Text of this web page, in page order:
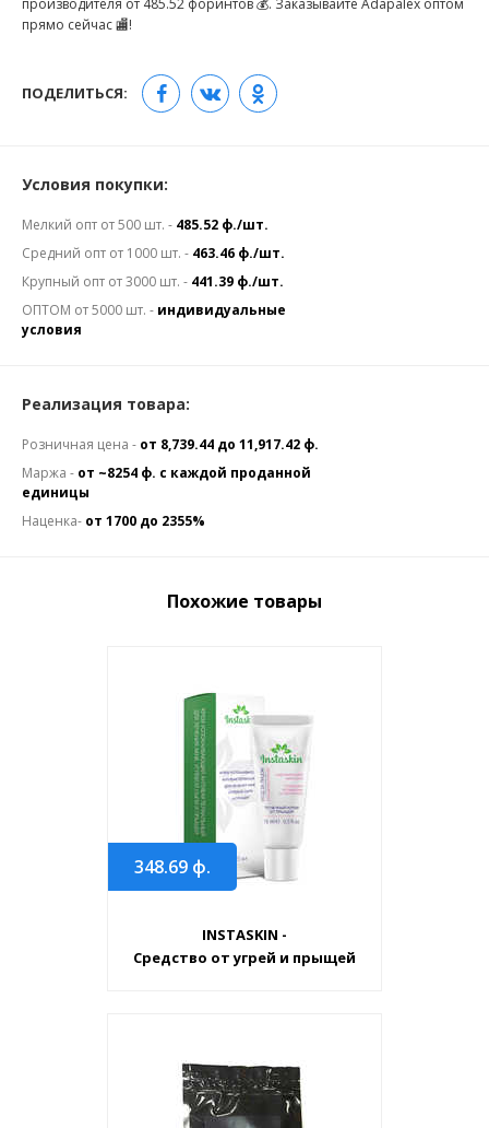
производителя от 485.52 форинтов 💰. Заказывайте Adapalex оптом
прямо сейчас 🏬!
ПОДЕЛИТЬСЯ:
Условия покупки:
Мелкий опт от 500 шт. - 485.52 ф./шт.
Средний опт от 1000 шт. - 463.46 ф./шт.
Крупный опт от 3000 шт. - 441.39 ф./шт.
ОПТОМ от 5000 шт. - индивидуальные
условия
Реализация товара:
Розничная цена - от 8,739.44 до 11,917.42 ф.
Маржа - от ~8254 ф. с каждой проданной
единицы
Наценка- от 1700 до 2355%
Похожие товары
348.69 ф.
INSTASKIN -
Средство от угрей и прыщей